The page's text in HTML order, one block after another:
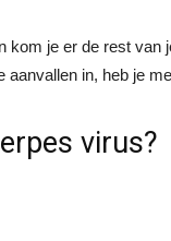
kom je er de rest van
in, heb je
virus?